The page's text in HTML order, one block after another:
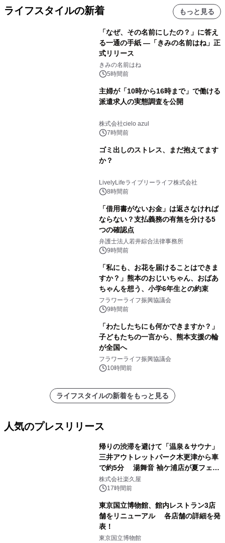
ライフスタイルの新着 もっと見る
「なぜ、その名前にしたの？」に答え
る一通の手紙 ―「きみの名前はね」正
式リリース
きみの名前はね
5時間前
主婦が「10時から16時まで」で働ける
派遣求人の実態調査を公開
株式会社cielo azul
7時間前
ゴミ出しのストレス、まだ抱えてます
か？
LivelyLifeライブリーライフ株式会社
8時間前
「借用書がないお金」は返さなければ
ならない？支払義務の有無を分ける5
つの確認点
弁護士法人若井綜合法律事務所
9時間前
「私にも、お花を届けることはできま
すか？」熊本のおじいちゃん、おばあ
ちゃんを想う、小学6年生との約束
フラワーライフ振興協議会
9時間前
「わたしたちにも何かできますか？」
子どもたちの一言から、熊本支援の輪
が全国へ
フラワーライフ振興協議会
10時間前
ライフスタイルの新着をもっと見る
人気のプレスリリース
帰りの渋滞を避けて「温泉＆サウナ」
三井アウトレットパーク木更津から車
で約5分 湯舞音 袖ケ浦店が夏フェア
メニューを提供
株式会社楽久屋
17時間前
東京国立博物館、館内レストラン3店
舗をリニューアル 各店舗の詳細を発
表！
東京国立博物館